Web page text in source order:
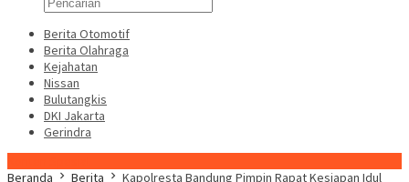
Berita Otomotif
Berita Olahraga
Kejahatan
Nissan
Bulutangkis
DKI Jakarta
Gerindra
Beranda
Berita
Kapolresta Bandung Pimpin Rapat Kesiapan Idul